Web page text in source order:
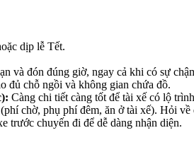
dịp lễ Tết.
và đón đúng giờ, ngay cả khi có sự
đủ chỗ ngồi và không gian chứa đồ.
Càng chi tiết càng tốt để tài xế có lộ
chờ, phụ phí đêm, ăn ở tài xế). Hỏi
trước chuyến đi để dễ dàng nhận diện.